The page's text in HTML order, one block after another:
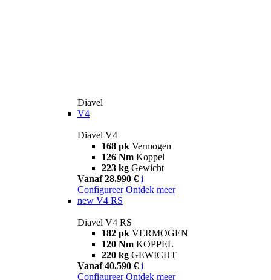
Diavel
V4
Diavel V4
168 pk Vermogen
126 Nm Koppel
223 kg Gewicht
Vanaf 28.990 € i
Configureer Ontdek meer
new V4 RS
Diavel V4 RS
182 pk VERMOGEN
120 Nm KOPPEL
220 kg GEWICHT
Vanaf 40.590 € i
Configureer Ontdek meer